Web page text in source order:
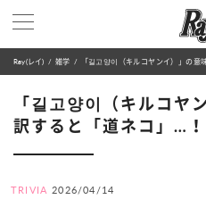
Ray(レイ) 雑学 「길고양이（キルコヤンイ）」の
「길고양이（キルコヤ
訳すると「道ネコ」…！
TRIVIA 2026/04/14